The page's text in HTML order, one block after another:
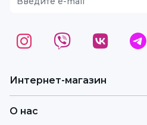
Интернет-магазин
О нас